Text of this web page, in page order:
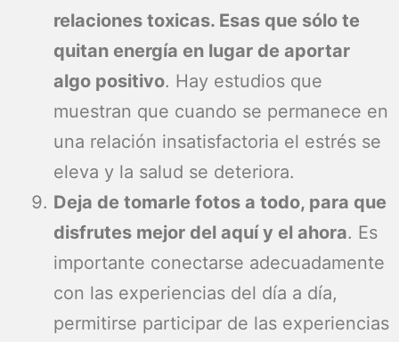
relaciones toxicas. Esas que sólo te
quitan energía en lugar de aportar
algo positivo. Hay estudios que
muestran que cuando se permanece en
una relación insatisfactoria el estrés se
eleva y la salud se deteriora.
Deja de tomarle fotos a todo, para que
disfrutes mejor del aquí y el ahora. Es
importante conectarse adecuadamente
con las experiencias del día a día,
permitirse participar de las experiencias